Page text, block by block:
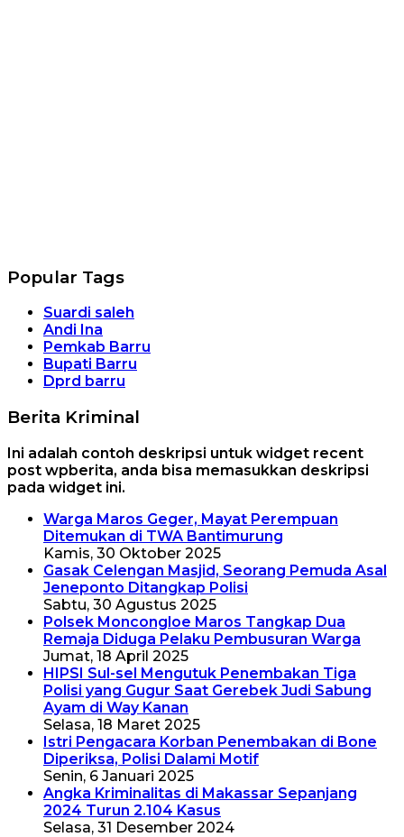
Popular Tags
Suardi saleh
Andi Ina
Pemkab Barru
Bupati Barru
Dprd barru
Berita Kriminal
Ini adalah contoh deskripsi untuk widget recent
post wpberita, anda bisa memasukkan deskripsi
pada widget ini.
Warga Maros Geger, Mayat Perempuan
Ditemukan di TWA Bantimurung
Kamis, 30 Oktober 2025
Gasak Celengan Masjid, Seorang Pemuda Asal
Jeneponto Ditangkap Polisi
Sabtu, 30 Agustus 2025
Polsek Moncongloe Maros Tangkap Dua
Remaja Diduga Pelaku Pembusuran Warga
Jumat, 18 April 2025
HIPSI Sul-sel Mengutuk Penembakan Tiga
Polisi yang Gugur Saat Gerebek Judi Sabung
Ayam di Way Kanan
Selasa, 18 Maret 2025
Istri Pengacara Korban Penembakan di Bone
Diperiksa, Polisi Dalami Motif
Senin, 6 Januari 2025
Angka Kriminalitas di Makassar Sepanjang
2024 Turun 2.104 Kasus
Selasa, 31 Desember 2024